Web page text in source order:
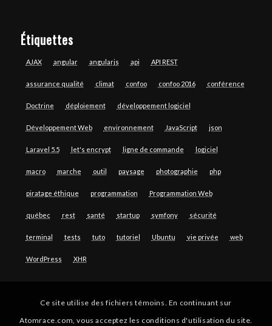
Étiquettes
AJAX angular angularjs api API REST
assurance qualité climat confoo confoo 2016 conférence
Doctrine déploiement développement logiciel
Développement Web environnement JavaScript json
Laravel 5.5 let's encrypt ligne de commande logiciel
macro marche outil paysage photographie php
piratage éthique programmation Programmation Web
québec rest santé startup symfony sécurité
terminal tests tuto tutoriel Ubuntu vie privée web
WordPress XHR
Ce site utilise des fichiers témoins. En continuant sur
Atomrace.com, vous acceptez les conditions d'utilisation du site.